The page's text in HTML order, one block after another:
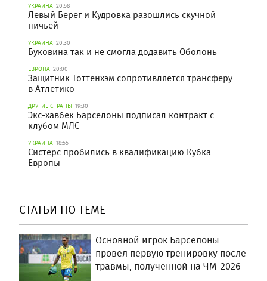
УКРАИНА 20:58
Левый Берег и Кудровка разошлись скучной
ничьей
УКРАИНА 20:30
Буковина так и не смогла додавить Оболонь
ЕВРОПА 20:00
Защитник Тоттенхэм сопротивляется трансферу
в Атлетико
ДРУГИЕ СТРАНЫ 19:30
Экс-хавбек Барселоны подписал контракт с
клубом МЛС
УКРАИНА 18:55
Систерс пробились в квалификацию Кубка
Европы
СТАТЬИ ПО ТЕМЕ
Основной игрок Барселоны
провел первую тренировку после
травмы, полученной на ЧМ-2026